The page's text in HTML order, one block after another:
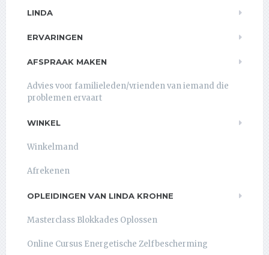
LINDA
ERVARINGEN
AFSPRAAK MAKEN
Advies voor familieleden/vrienden van iemand die
problemen ervaart
WINKEL
Winkelmand
Afrekenen
OPLEIDINGEN VAN LINDA KROHNE
Masterclass Blokkades Oplossen
Online Cursus Energetische Zelfbescherming